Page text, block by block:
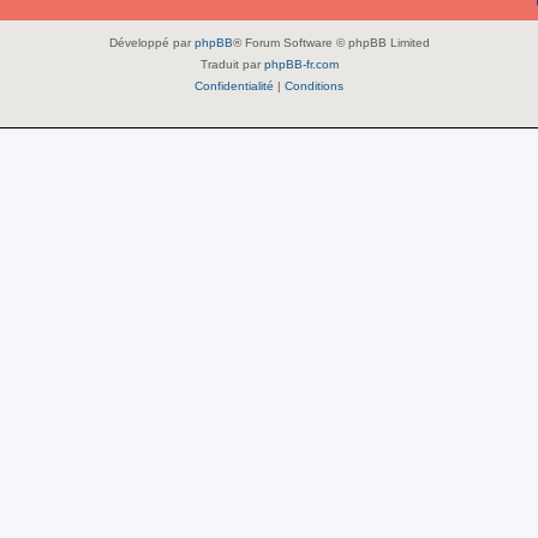
Développé par phpBB® Forum Software © phpBB Limited
Traduit par phpBB-fr.com
Confidentialité | Conditions